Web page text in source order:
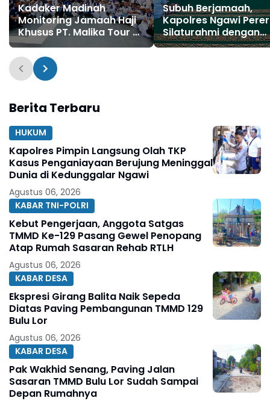
Kadaker Madinah
Monitoring Jamaah Haji
Khusus PT. Malika Tour &
Travel di Hotel Maden
MADINAH
Subuh Berjamaah,
Kapolres Ngawi
Silaturahmi dengan
Masyarakat
Berita Terbaru
HUKUM
Kapolres Pimpin Langsung Olah TKP
Kasus Penganiayaan Berujung Meninggal
Dunia di Kedunggalar Ngawi
Agustus 06, 2026
KABAR TNI-POLRI
Kebut Pengerjaan, Anggota Satgas
TMMD Ke-129 Pasang Gewel Penopang
Atap Rumah Sasaran Rehab RTLH
Agustus 06, 2026
KABAR DESA
Ekspresi Girang Balita Naik Sepeda
Diatas Paving Pembangunan TMMD 129
Bulu Lor
Agustus 06, 2026
KABAR DESA
Pak Wakhid Senang, Paving Jalan
Sasaran TMMD Bulu Lor Sudah Sampai
Depan Rumahnya